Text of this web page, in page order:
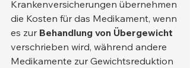
Krankenversicherungen übernehmen
die Kosten für das Medikament, wenn
es zur Behandlung von Übergewicht
verschrieben wird, während andere
Medikamente zur Gewichtsreduktion